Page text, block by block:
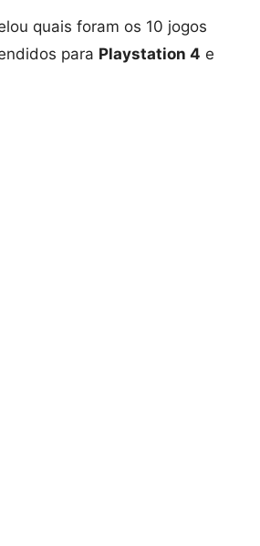
quais foram os 10 jogos
para Playstation 4 e